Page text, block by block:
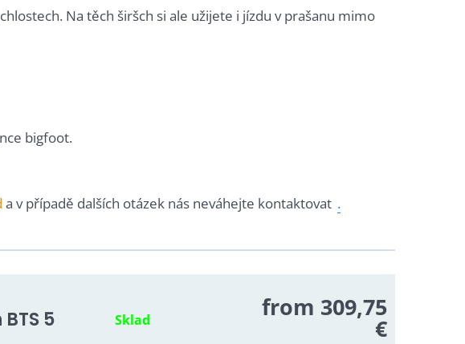
Na těch širšch si ale užijete i jízdu v prašanu mimo
bigfoot.
a v případě dalších otázek nás neváhejte kontaktovat .
5 Sklad from 309,75
€